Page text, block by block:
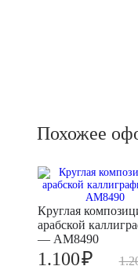
Похожее
Круглая
арабской
— AM8490
1.100₽